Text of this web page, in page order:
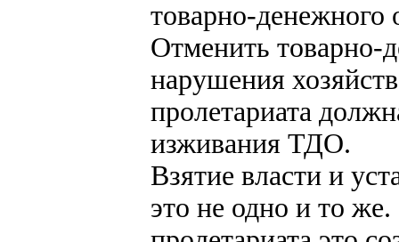
товарно-денежного
Отменить товарно-
нарушения
пролетариата
изживания ТДО.
Взятие власти и
это не одно и то